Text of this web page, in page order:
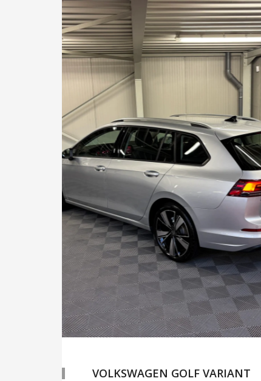
VOLKSWAGEN GOLF VARIANT